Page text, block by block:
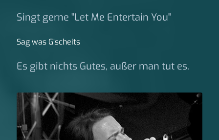
Singt gerne "Let Me Entertain You"
Sag was G‘scheits
Es gibt nichts Gutes, außer man tut es.